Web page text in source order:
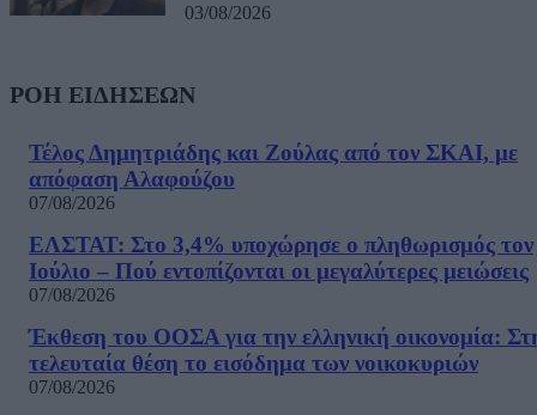
03/08/2026
ΡΟΗ ΕΙΔΗΣΕΩΝ
Τέλος Δημητριάδης και Ζούλας από τον ΣΚΑΙ, με
απόφαση Αλαφούζου
07/08/2026
ΕΛΣΤΑΤ: Στο 3,4% υποχώρησε ο πληθωρισμός τον
Ιούλιο – Πού εντοπίζονται οι μεγαλύτερες μειώσεις
07/08/2026
Έκθεση του ΟΟΣΑ για την ελληνική οικονομία:
τελευταία θέση το εισόδημα των νοικοκυριών
07/08/2026